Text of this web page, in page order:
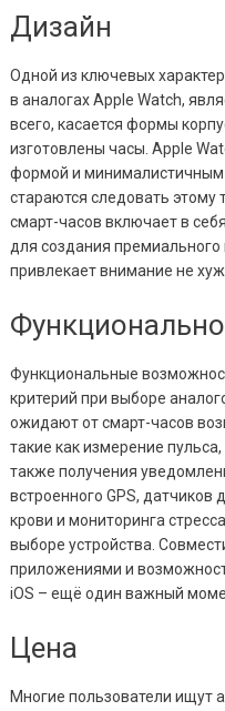
Дизайн
Одной из ключевых
в аналогах Apple Watch,
всего, касается формы
изготовлены часы. Apple
формой и
стараются следовать
смарт-часов включает в
для создания
привлекает внимание не
Функциональные
критерий при выборе
ожидают от смарт-часов
такие как измерение
также получения
встроенного GPS, датчиков
крови и мониторинга
выборе устройства.
приложениями и
iOS – ещё один важный
Цена
Многие пользователи ищут